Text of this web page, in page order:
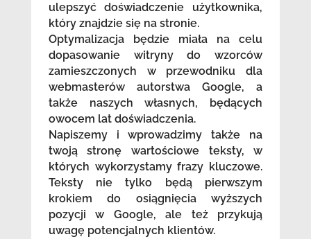
ulepszyć doświadczenie użytkownika,
który znajdzie się na stronie.
Optymalizacja będzie miała na celu
dopasowanie witryny do wzorców
zamieszczonych w przewodniku dla
webmasterów autorstwa Google, a
także naszych własnych, będących
owocem lat doświadczenia.
Napiszemy i wprowadzimy także na
twoją stronę wartościowe teksty, w
których wykorzystamy frazy kluczowe.
Teksty nie tylko będą pierwszym
krokiem do osiągnięcia wyższych
pozycji w Google, ale też przykują
uwagę potencjalnych klientów.